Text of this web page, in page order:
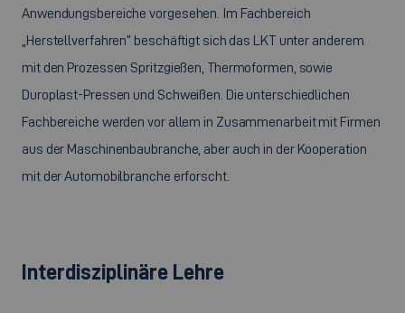
Anwendungsbereiche vorgesehen. Im Fachbereich
„Herstellverfahren“ beschäftigt sich das LKT unter anderem
mit den Prozessen Spritzgießen, Thermoformen, sowie
Duroplast-Pressen und Schweißen. Die unterschiedlichen
Fachbereiche werden vor allem in Zusammenarbeit mit Firmen
aus der Maschinenbaubranche, aber auch in der Kooperation
mit der Automobilbranche erforscht.
Interdisziplinäre Lehre